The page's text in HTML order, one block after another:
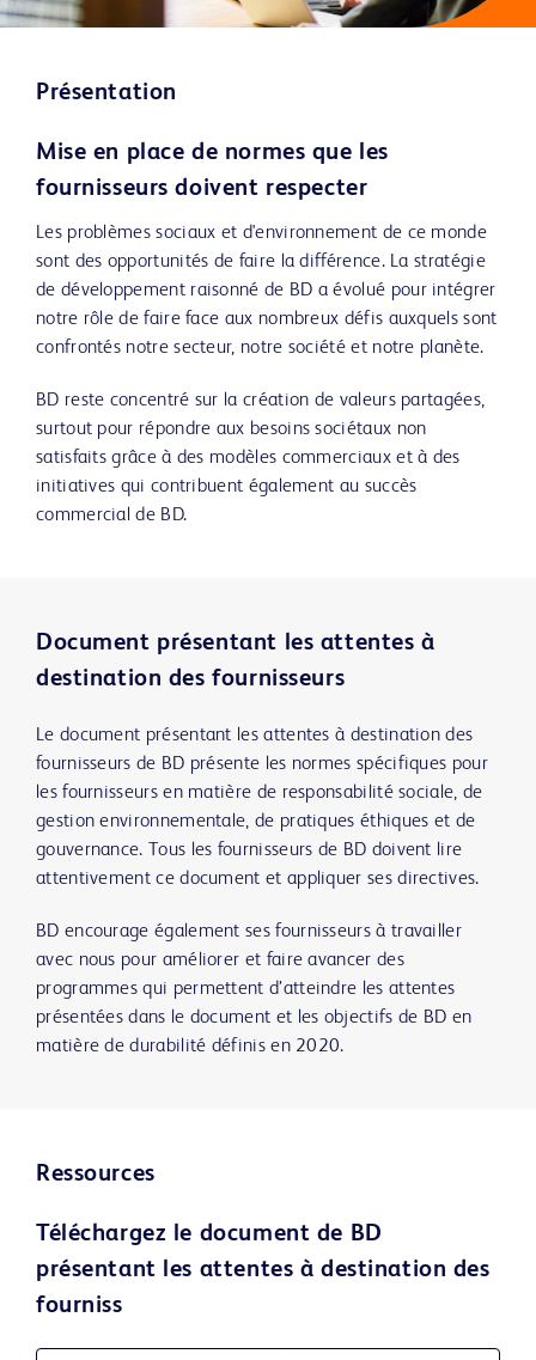
Présentation
Mise en place de normes que les
fournisseurs doivent respecter
Les problèmes sociaux et d'environnement de ce monde
sont des opportunités de faire la différence. La stratégie
de développement raisonné de BD a évolué pour intégrer
notre rôle de faire face aux nombreux défis auxquels sont
confrontés notre secteur, notre société et notre planète.
BD reste concentré sur la création de valeurs partagées,
surtout pour répondre aux besoins sociétaux non
satisfaits grâce à des modèles commerciaux et à des
initiatives qui contribuent également au succès
commercial de BD.
Document présentant les attentes à
destination des fournisseurs
Le document présentant les attentes à destination des
fournisseurs de BD présente les normes spécifiques pour
les fournisseurs en matière de responsabilité sociale, de
gestion environnementale, de pratiques éthiques et de
gouvernance. Tous les fournisseurs de BD doivent lire
attentivement ce document et appliquer ses directives.
BD encourage également ses fournisseurs à travailler
avec nous pour améliorer et faire avancer des
programmes qui permettent d’atteindre les attentes
présentées dans le document et les objectifs de BD en
matière de durabilité définis en 2020.
Ressources
Téléchargez le document de BD
présentant les attentes à destination des
fourniss